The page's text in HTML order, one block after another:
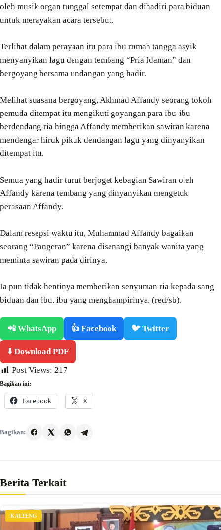
oleh musik organ tunggal setempat dan dihadiri para biduan
untuk merayakan acara tersebut.
Terlihat dalam perayaan itu para ibu rumah tangga asyik
menyanyikan lagu dengan tembang “Pria Idaman” dan
bergoyang bersama undangan yang hadir.
Melihat suasana bergoyang, Akhmad Affandy seorang tokoh
pemuda ditempat itu mengikuti goyangan para ibu-ibu
berdendang ria hingga Affandy memberikan sawiran karena
mendengar hiruk pikuk dendangan lagu yang dinyanyikan
ditempat itu.
Semua yang hadir turut berjoget kebagian Sawiran oleh
Affandy karena tembang yang dinyanyikan mengetuk
perasaan Affandy.
Dalam resepsi waktu itu, Muhammad Affandy bagaikan
seorang “Pangeran” karena disenangi banyak wanita yang
meminta sawiran pada dirinya.
Ia pun tidak hentinya memberikan senyuman ria kepada sang
biduan dan ibu, ibu yang menghampirinya. (red/sb).
📲 WhatsApp 👍 Facebook 🐦 Twitter
⬇️ Download PDF
Post Views: 217
Bagikan ini:
Facebook X
Bagikan:
Berita Terkait
KALTENG